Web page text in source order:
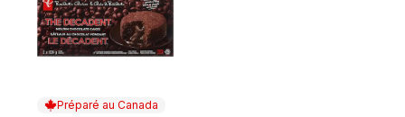
Préparé au Canada